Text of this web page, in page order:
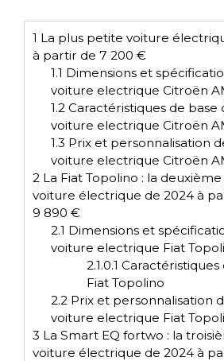
1 La plus petite voiture
à partir de 7 200 €
1.1 Dimensions et
voiture electrique Citroën
1.2Caractéristiques de base
voiture electrique Citroën
1.3 Prix et personnalisation
voiture electrique Citroën
2 La Fiat Topolino : la
voiture électrique de 2024 à
9 890 €
2.1 Dimensions et
voiture electrique Fiat
2.1.0.1 Caractéristiques
Fiat Topolino
2.2Prix et personnalisation
voiture electrique Fiat
3 La Smart EQ fortwo : la
voiture électrique de 2024 à